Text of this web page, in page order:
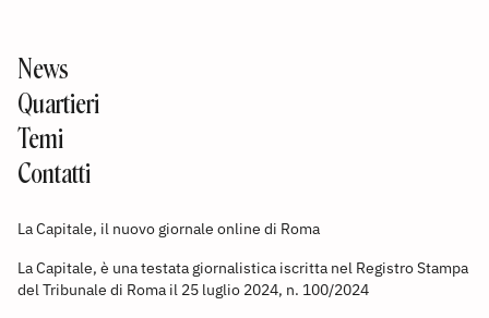
News
Quartieri
Temi
Contatti
La Capitale, il nuovo giornale online di Roma
La Capitale, è una testata giornalistica iscritta nel Registro Stampa
del Tribunale di Roma il 25 luglio 2024, n. 100/2024